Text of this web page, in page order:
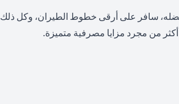
سافر على أرقى خطوط الطيران، وكل ذلك
من مجرد مزايا مصرفية متميزة.